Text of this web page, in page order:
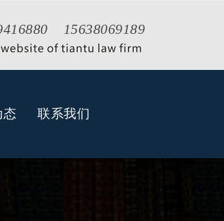
15638069189
态 联系我们